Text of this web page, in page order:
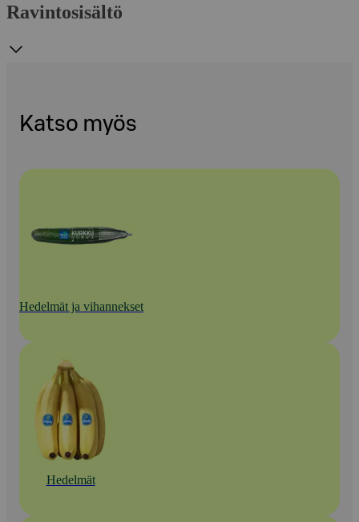
Ravintosisältö
Katso myös
Hedelmät ja vihannekset
Hedelmät